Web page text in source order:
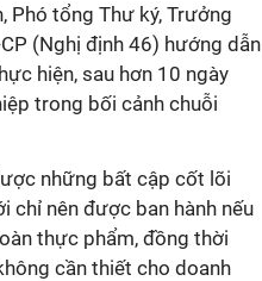
Phó tổng Thư ký, Trưởng
(Nghị định 46) hướng dẫn
hiện, sau hơn 10 ngày
trong bối cảnh chuỗi
những bất cập cốt lõi
chỉ nên được ban hành nếu
thực phẩm, đồng thời
cần thiết cho doanh